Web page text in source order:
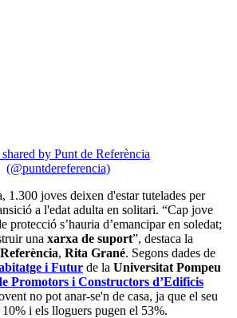
by Punt de Referència
(@puntdereferencia)
1.300 joves deixen d'estar tutelades per
a l'edat adulta en solitari. “Cap jove
protecció s’hauria d’emancipar en soledat;
una xarxa de suport”, destaca la
, Rita Grané. Segons dades de
i Futur de la Universitat Pompeu
Promotors i Constructors d’Edificis
no pot anar-se'n de casa, ja que el seu
i els lloguers pugen el 53%.